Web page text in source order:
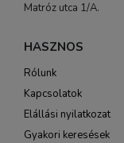
Matróz utca 1/A.
HASZNOS
Rólunk
Kapcsolatok
Elállási nyilatkozat
Gyakori keresések